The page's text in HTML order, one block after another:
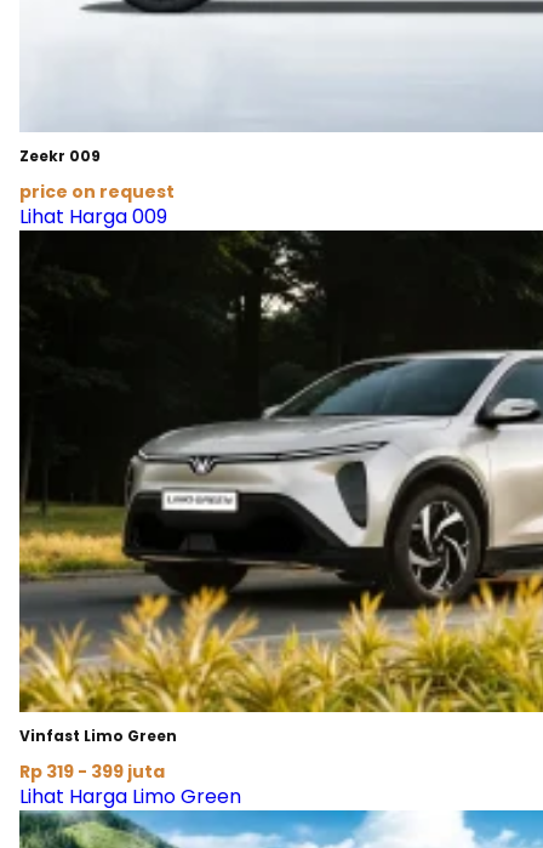
Zeekr 009
price on request
Lihat Harga 009
Vinfast Limo Green
Rp 319 - 399 juta
Lihat Harga Limo Green